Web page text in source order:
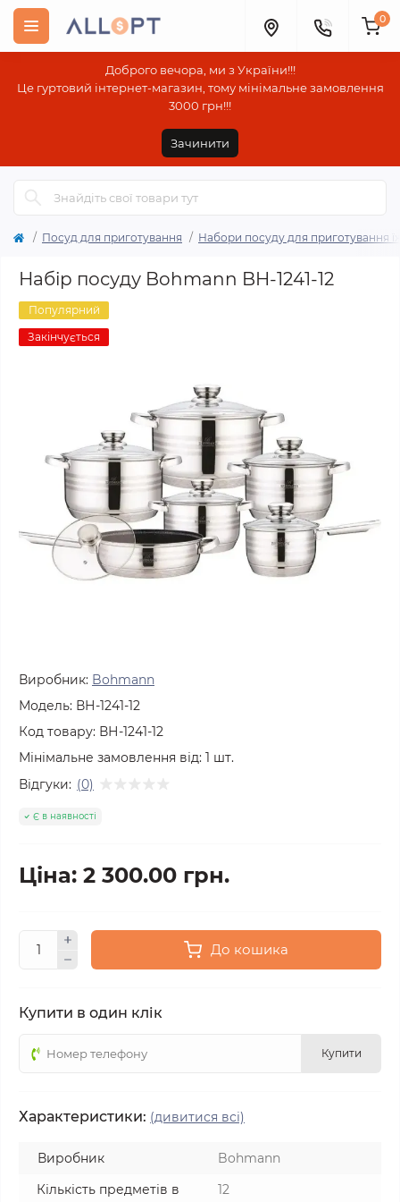
Доброго вечора, ми з України!!!
Це гуртовий інтернет-магазин, тому мінімальне замовлення
3000 грн!!!
Зачинити
0
Посуд для приготування Набори посуду для приготування
Набір посуду Bohmann BH-1241-12
Популярний
Закінчується
Виробник: Bohmann
Модель: ВН-1241-12
Код товару: ВН-1241-12
Мінімальне замовлення від: 1 шт.
Відгуки: (0)
Є в наявності
Ціна: 2 300.00 грн.
До кошика
Купити в один клік
Купити
Характеристики: (дивитися всі)
Виробник
Bohmann
Кількість предметів в
12